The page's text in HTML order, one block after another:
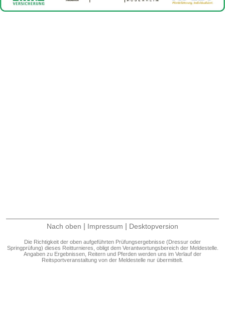
Nach oben | Impressum | Desktopversion
Die Richtigkeit der oben aufgeführten Prüfungsergebnisse (Dressur oder
Springprüfung) dieses Reitturnieres, obligt dem Verantwortungsbereich der Meldestelle.
Angaben zu Ergebnissen, Reitern und Pferden werden uns im Verlauf der
Reitsportveranstaltung von der Meldestelle nur übermittelt.